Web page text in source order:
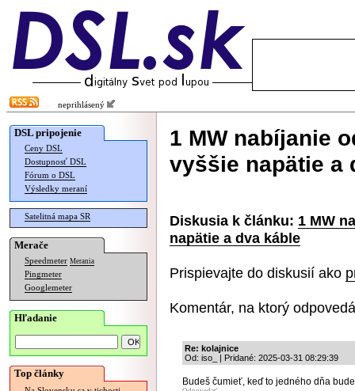
neprihlásený
DSL pripojenie
Ceny DSL
Dostupnosť DSL
Fórum o DSL
Výsledky meraní
Satelitná mapa SR
Merače
Speedmeter Merania
Pingmeter
Googlemeter
Hľadanie
Top články
1 MW nabíjanie
vyššie napätie a
Diskusia k článku: 1 MW
napätie a dva káble
Prispievajte do diskusií ako
Komentár, na ktorý
Re: kolajnice
Od: iso_ | Pridané: 2025-03-31 08:29:39
Budeš čumieť, keď to jedného dňa